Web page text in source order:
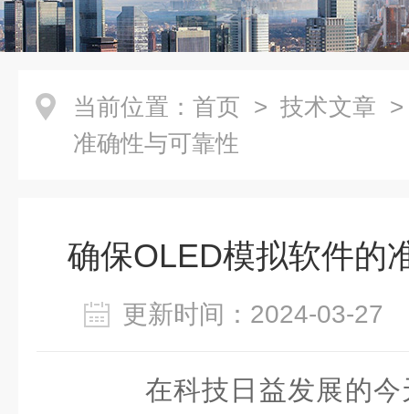
当前位置： 首页 > 技术文章
准确性与可靠性
确保OLED模拟软件的
更新时间：2024-03-
在科技日益发展的今